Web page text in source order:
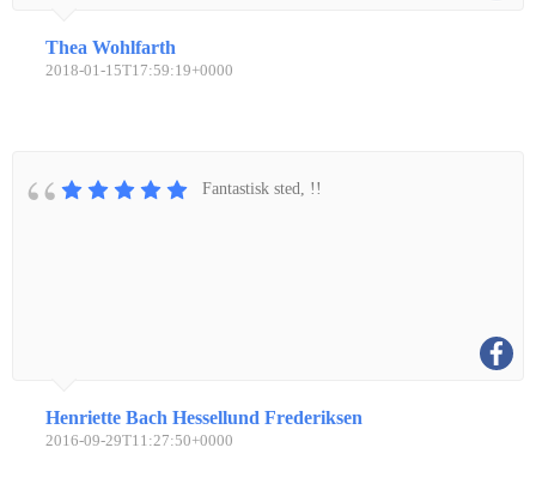
Thea Wohlfarth
2018-01-15T17:59:19+0000
Fantastisk sted, !!
Henriette Bach Hessellund Frederiksen
2016-09-29T11:27:50+0000